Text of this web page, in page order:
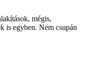
mégis,
is egyben. Nem csupán